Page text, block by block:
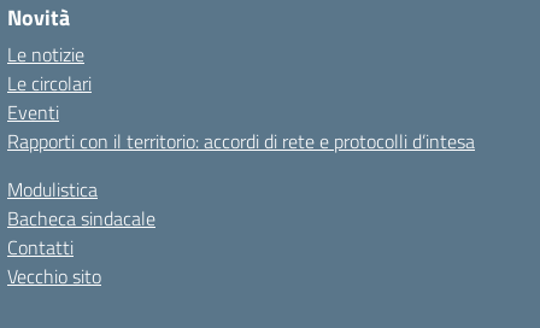
Novità
Le notizie
Le circolari
Eventi
Rapporti con il territorio: accordi di rete e protocolli d’intesa
Modulistica
Bacheca sindacale
Contatti
Vecchio sito